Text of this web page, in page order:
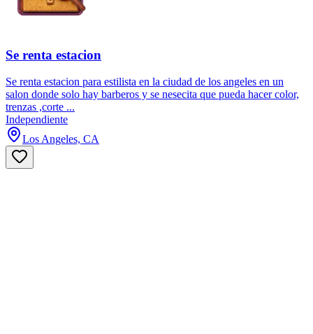
Se renta estacion
Se renta estacion para estilista en la ciudad de los angeles en un
salon donde solo hay barberos y se nesecita que pueda hacer color,
trenzas ,corte ...
Independiente
Los Angeles, CA